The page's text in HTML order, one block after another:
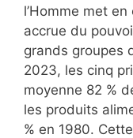
l’Homme met
accrue du
grands groupes
2023, les cinq
moyenne 82 %
les produits
% en 1980.